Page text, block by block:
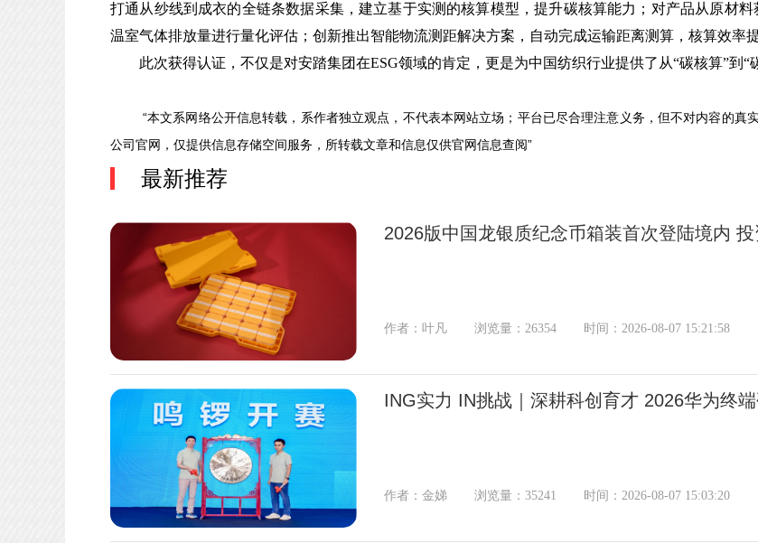
打通从纱线到成衣的全链条数据采集，建立基于实测的核算模型，提升碳核算能力；对产品从原材
温室气体排放量进行量化评估；创新推出智能物流测距解决方案，自动完成运输距离测算，核算效率提
此次获得认证，不仅是对安踏集团在ESG领域的肯定，更是为中国纺织行业提供了从“碳核算”到“
“本文系网络公开信息转载，系作者独立观点，不代表本网站立场；平台已尽合理注意义务，但不对内容的
公司官网，仅提供信息存储空间服务，所转载文章和信息仅供官网信息查阅”
最新推荐
2026版中国龙银质纪念币箱装首次登陆境内
作者：叶凡 浏览量：26354 时间：2026-08-07 15:21:58
ING实力 IN挑战｜深耕科创育才 2026华为终
作者：金娣 浏览量：35241 时间：2026-08-07 15:03:20